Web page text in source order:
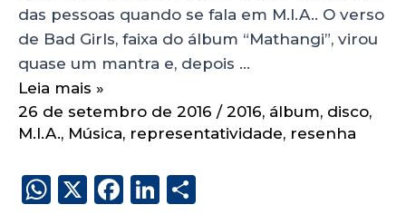
das pessoas quando se fala em M.I.A.. O verso
de Bad Girls, faixa do álbum “Mathangi”, virou
quase um mantra e, depois …
Leia mais »
26 de setembro de 2016 / 2016, álbum, disco,
M.I.A., Música, representatividade, resenha
W X
F
Li